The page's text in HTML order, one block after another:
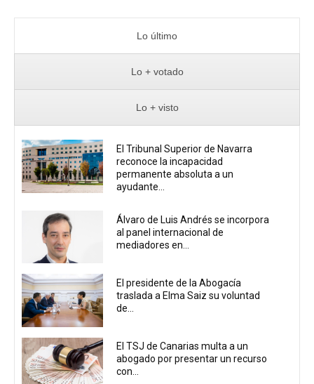
Lo último
Lo + votado
Lo + visto
El Tribunal Superior de Navarra
reconoce la incapacidad
permanente absoluta a un
ayudante...
Álvaro de Luis Andrés se incorpora
al panel internacional de
mediadores en...
El presidente de la Abogacía
traslada a Elma Saiz su voluntad
de...
El TSJ de Canarias multa a un
abogado por presentar un recurso
con...